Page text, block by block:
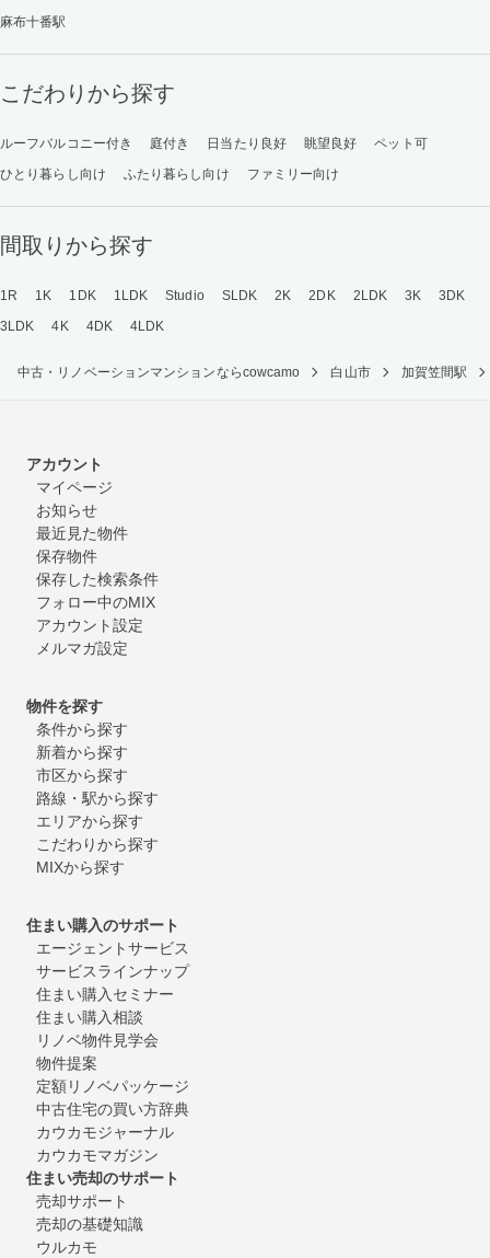
麻布十番駅
こだわりから探す
ルーフバルコニー付き 庭付き 日当たり良好 眺望良好
ペット可
ひとり暮らし向け
ふたり暮らし向け ファミリー向け
間取りから探す
1R 1K 1DK 1LDK Studio SLDK 2K 2DK 2LDK 3K
3DK
3LDK
4K 4DK 4LDK
中古・リノベーションマンションならcowcamo 白山市 加賀笠間駅
アカウント
マイページ
お知らせ
最近見た物件
保存物件
保存した検索条件
フォロー中のMIX
アカウント設定
メルマガ設定
物件を探す
条件から探す
新着から探す
市区から探す
路線・駅から探す
エリアから探す
こだわりから探す
MIXから探す
住まい購入のサポート
エージェントサービス
サービスラインナップ
住まい購入セミナー
住まい購入相談
リノベ物件見学会
物件提案
定額リノベパッケージ
中古住宅の買い方辞典
カウカモジャーナル
カウカモマガジン
住まい売却のサポート
売却サポート
売却の基礎知識
ウルカモ